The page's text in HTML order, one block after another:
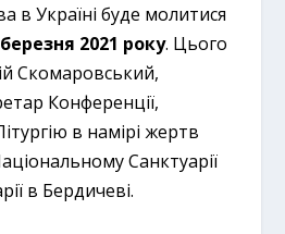
в Україні буде молитися
2021 року. Цього
Скомаровський,
Конференції,
в намірі жертв
Санктуарії
в Бердичеві.